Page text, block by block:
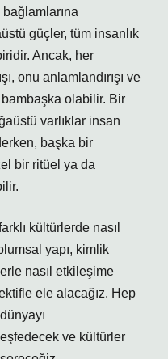
güçler, tüm insanlık
Ancak, her
onu anlamlandırışı ve
olabilir. Bir
varlıklar insan
başka bir
bir ritüel ya da
kültürlerde nasıl
yapı, kimlik
nasıl etkileşime
ele alacağız. Hep
ve kültürler